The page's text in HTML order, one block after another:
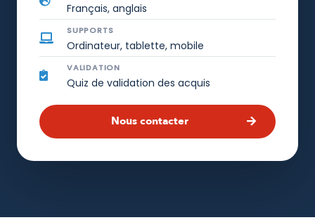
Français, anglais
SUPPORTS
Ordinateur, tablette, mobile
VALIDATION
Quiz de validation des acquis
Nous contacter